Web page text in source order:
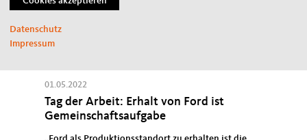
01.05.2022
Tag der Arbeit: Erhalt von Ford ist
Gemeinschaftsaufgabe
Datenschutz
Impressum